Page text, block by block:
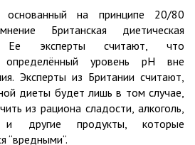
на принципе 20/80
Британская диетическая
Ее эксперты считают, что
определённый уровень рН вне
Эксперты из Британии считают,
диеты будет лишь в том случае,
из рациона сладости, алкоголь,
другие продукты, которые
“вредными“.